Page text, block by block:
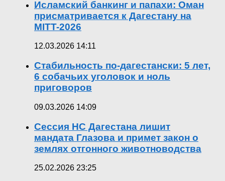
Исламский банкинг и папахи: Оман
присматривается к Дагестану на
MITT-2026
12.03.2026 14:11
Стабильность по-дагестански: 5 лет,
6 собачьих уголовок и ноль
приговоров
09.03.2026 14:09
Сессия НС Дагестана лишит
мандата Глазова и примет закон о
землях отгонного животноводства
25.02.2026 23:25